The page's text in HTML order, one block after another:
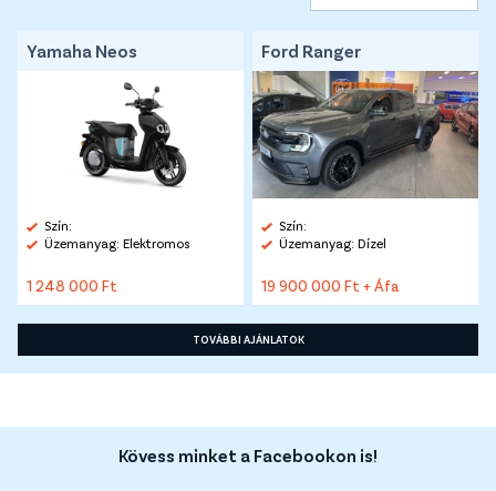
Yamaha Neos
Szín:
Üzemanyag: Elektromos
1 248 000 Ft
Ford Ranger
Szín:
Üzemanyag: Dízel
19 900 000 Ft + Áfa
TOVÁBBI AJÁNLATOK
Kövess minket a Facebookon is!